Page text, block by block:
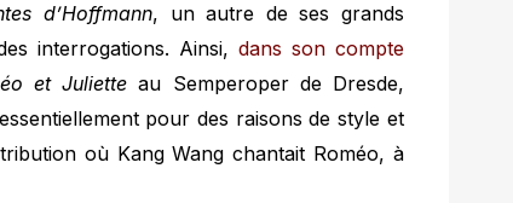
d’Hoffmann, un autre de ses grands
interrogations. Ainsi, dans son compte
et Juliette au Semperoper de Dresde,
pour des raisons de style et
où Kang Wang chantait Roméo, à